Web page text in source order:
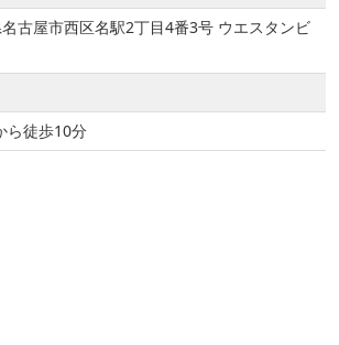
古屋市西区名駅2丁目4番3号 ウエスタンビ
ら徒歩10分